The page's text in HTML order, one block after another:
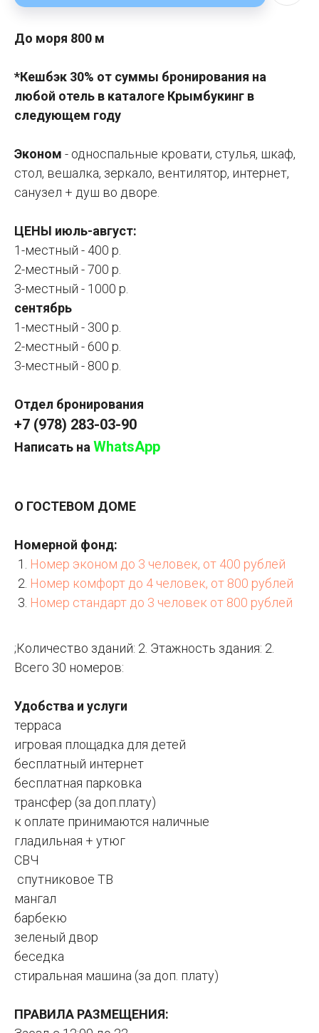
До моря 800 м
*Кешбэк 30% от суммы бронирования на
любой отель в каталоге Крымбукинг в
следующем году
Эконом - односпальные кровати, стулья, шкаф,
стол, вешалка, зеркало, вентилятор, интернет,
санузел + душ во дворе.
ЦЕНЫ июль-август:
1-местный - 400 р.
2-местный - 700 р.
3-местный - 1000 р.
сентябрь
1-местный - 300 р.
2-местный - 600 р.
3-местный - 800 р.
Отдел бронирования
+7 (978) 283-03-90
Написать на WhatsApp
О ГОСТЕВОМ ДОМЕ
Номерной фонд:
Номер эконом до 3 человек, от 400 рублей
Номер комфорт до 4 человек, от 800 рублей
Номер стандарт до 3 человек от 800 рублей
;Количество зданий: 2. Этажность здания: 2.
Всего 30 номеров:
Удобства и услуги
терраса
игровая площадка для детей
бесплатный интернет
бесплатная парковка
трансфер (за доп.плату)
к оплате принимаются наличные
гладильная + утюг
СВЧ
спутниковое ТВ
мангал
барбекю
зеленый двор
беседка
стиральная машина (за доп. плату)
ПРАВИЛА РАЗМЕЩЕНИЯ: